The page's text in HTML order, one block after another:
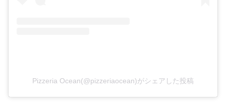
Pizzeria Ocean(@pizzeriaocean)がシェアした投稿